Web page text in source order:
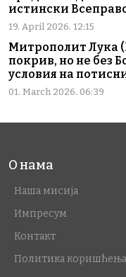
истински
19. April 2026. 12:15
Митрополит Лука
покрив, но не без
условия на
01. March 2026. 06:39
О нама
Наша мисија
Импресум
Контакт
Политика коришћења